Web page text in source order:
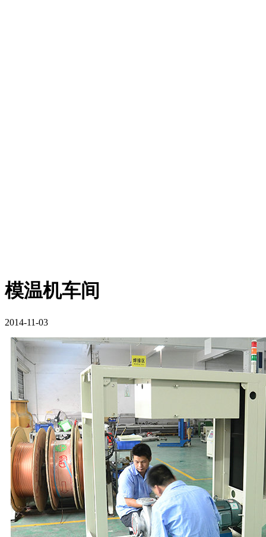
模温机车间
2014-11-03